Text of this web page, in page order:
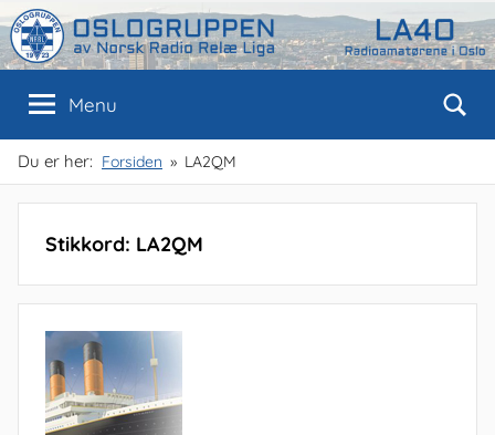
Skip
to
content
Oslogruppen
av
NRRL
Oslo
Menu
Du er her: Forsiden LA2QM
Stikkord: LA2QM